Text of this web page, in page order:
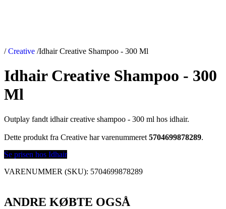
/ Creative /Idhair Creative Shampoo - 300 Ml
Idhair Creative Shampoo - 300
Ml
Outplay fandt idhair creative shampoo - 300 ml hos idhair.
Dette produkt fra Creative har varenummeret 5704699878289.
Se prisen hos Idhair
VARENUMMER (SKU): 5704699878289
ANDRE KØBTE OGSÅ